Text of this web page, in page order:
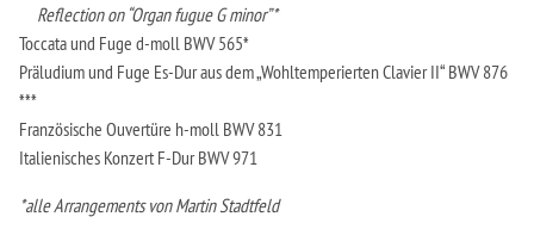
Reflection on “Organ fugue G minor”*
Toccata und Fuge d-moll BWV 565*
Präludium und Fuge Es-Dur aus dem „Wohltemperierten Clavier II“ BWV 876
***
Französische Ouvertüre h-moll BWV 831
Italienisches Konzert F-Dur BWV 971
*alle Arrangements von Martin Stadtfeld